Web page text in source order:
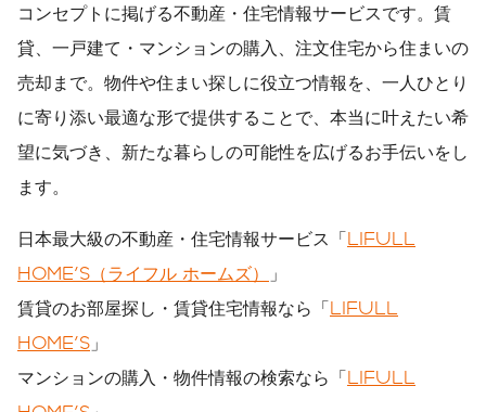
コンセプトに掲げる不動産・住宅情報サービスです。賃
貸、一戸建て・マンションの購入、注文住宅から住まいの
売却まで。物件や住まい探しに役立つ情報を、一人ひとり
に寄り添い最適な形で提供することで、本当に叶えたい希
望に気づき、新たな暮らしの可能性を広げるお手伝いをし
ます。
日本最大級の不動産・住宅情報サービス「LIFULL
HOME'S（ライフル ホームズ）
」
賃貸のお部屋探し・賃貸住宅情報なら「LIFULL
HOME'S 」
マンションの購入・物件情報の検索なら「LIFULL